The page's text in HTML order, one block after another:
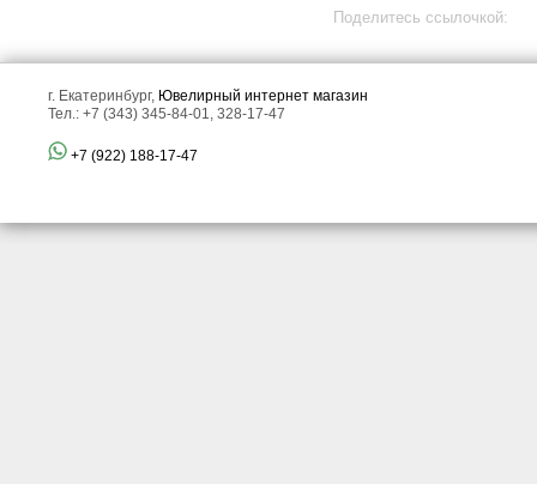
Золотая брошь с
аммолитом, турмалином
open color grade,
разноцветными сапфирами
Золотое кольцо с ярким
Поделитесь ссылочкой:
г. Екатеринбург, Ювелирный интернет магазин
Тел.: +7 (343) 345-84-01, 328-17-47
+7 (922) 188-17-47